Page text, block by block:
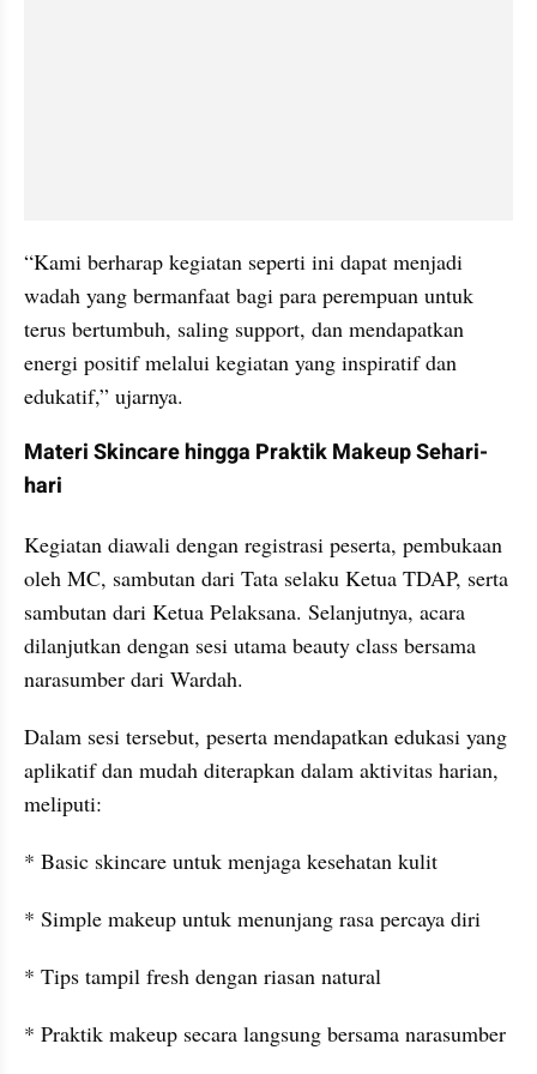
“Kami berharap kegiatan seperti ini dapat menjadi
wadah yang bermanfaat bagi para perempuan untuk
terus bertumbuh, saling support, dan mendapatkan
energi positif melalui kegiatan yang inspiratif dan
edukatif,” ujarnya.
Materi Skincare hingga Praktik Makeup Sehari-
hari
Kegiatan diawali dengan registrasi peserta, pembukaan
oleh MC, sambutan dari Tata selaku Ketua TDAP, serta
sambutan dari Ketua Pelaksana. Selanjutnya, acara
dilanjutkan dengan sesi utama beauty class bersama
narasumber dari Wardah.
Dalam sesi tersebut, peserta mendapatkan edukasi yang
aplikatif dan mudah diterapkan dalam aktivitas harian,
meliputi:
* Basic skincare untuk menjaga kesehatan kulit
* Simple makeup untuk menunjang rasa percaya diri
* Tips tampil fresh dengan riasan natural
* Praktik makeup secara langsung bersama narasumber